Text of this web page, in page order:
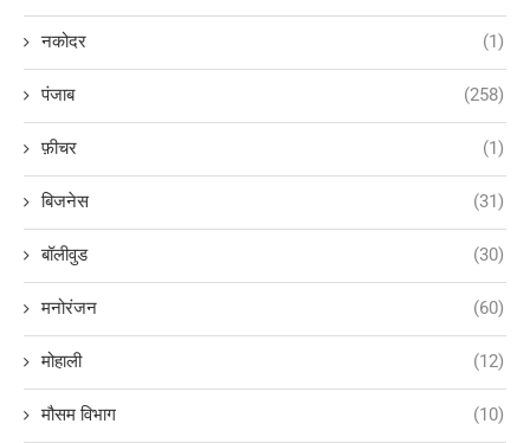
नकोदर (1)
पंजाब (258)
फ़ीचर (1)
बिजनेस (31)
बॉलीवुड (30)
मनोरंजन (60)
मोहाली (12)
मौसम विभाग (10)